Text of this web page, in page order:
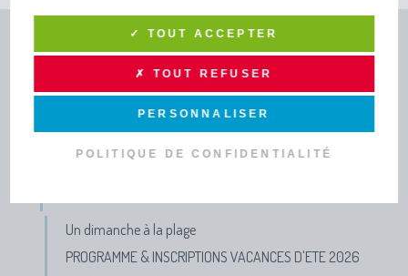
INFOS PRATIQUES ET
PUBLICATIONS
TOUTE L’INFO DRAGA
Un dimanche à la plage
PROGRAMME & INSCRIPTIONS VACANCES D'ETE 2026
✓ TOUT ACCEPTER
✗ TOUT REFUSER
PERSONNALISER
POLITIQUE DE CONFIDENTIALITÉ